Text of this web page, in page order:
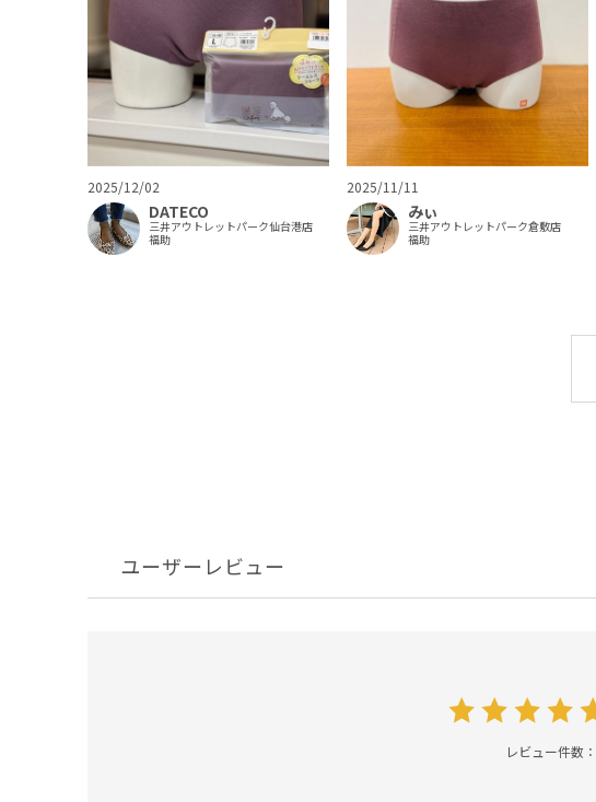
2025/12/02
DATECO
三井アウトレットパーク仙台港店
福助
2025/11/11
みぃ
三井アウトレットパーク倉敷店
福助
ユーザーレビュー
レビュー件数：